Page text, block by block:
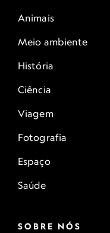
Animais
Meio ambiente
História
Ciência
Viagem
Fotografia
Espaço
Saúde
SOBRE NÓS